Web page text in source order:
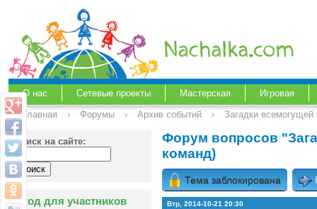
О нас Сетевые проекты Мастерская
Игровая
Главная
› Форумы › Архив событий › Загадки всемогущей
Поиск на сайте:
Вход для участников
Форум вопросов
команд)
Тема заблокирована
Втр, 2014-10-21 20:30